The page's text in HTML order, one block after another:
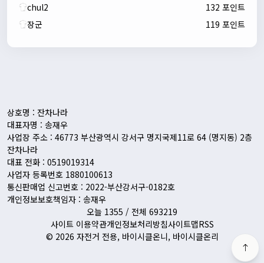
새해 복많이 받으세요!!
chul2
132 포인트
장군
119 포인트
상호명 : 잔차나라
대표자명 : 송재우
사업장 주소 : 46773 부산광역시 강서구 명지국제11로 64 (명지동) 2층
잔차나라
대표 전화 : 0519019314
사업자 등록번호 1880100613
통신판매업 신고번호 : 2022-부산강서구-0182호
개인정보보호책임자 : 송재우
오늘 1355 / 전체 693219
사이트 이용약관개인정보처리방침사이트맵RSS
© 2026 자전거 전용, 바이시클온니, 바이시클온리